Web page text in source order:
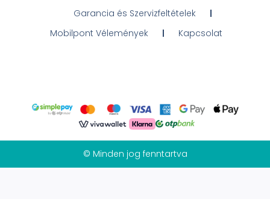
Garancia és Szervizfeltételek
Mobilpont Vélemények
Kapcsolat
© Minden jog fenntartva